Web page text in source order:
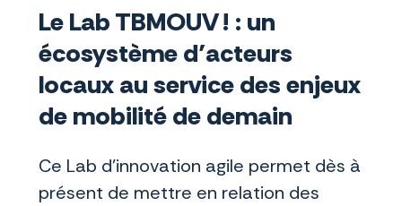
Le Lab TBMOUV ! : un
écosystème d’acteurs
locaux au service des enjeux
de mobilité de demain
Ce Lab d’innovation agile permet dès à
présent de mettre en relation des